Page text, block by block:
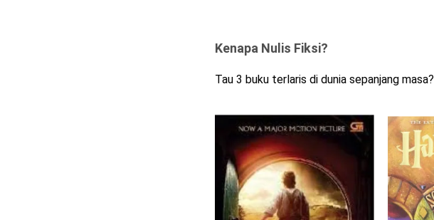
Kenapa Nulis Fiksi?
Tau 3 buku terlaris di dunia sepanjang masa?